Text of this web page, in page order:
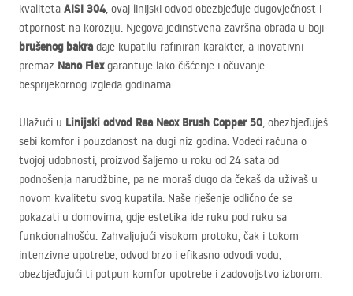
kvaliteta AISI 304, ovaj linijski odvod obezbjeđuje dugovječnost i
otpornost na koroziju. Njegova jedinstvena završna obrada u boji
brušenog bakra daje kupatilu rafiniran karakter, a inovativni
premaz Nano Flexgarantuje lako čišćenje i očuvanje
besprijekornog izgleda godinama.
Ulažući u Linijski odvod Rea Neox Brush Copper 50, obezbjeđuješ
sebi komfor i pouzdanost na dugi niz godina. Vodeći računa o
tvojoj udobnosti, proizvod šaljemo u roku od 24 sata od
podnošenja narudžbine, pa ne moraš dugo da čekaš da uživaš u
novom kvalitetu svog kupatila. Naše rješenje odlično će se
pokazati u domovima, gdje estetika ide ruku pod ruku sa
funkcionalnošću. Zahvaljujući visokom protoku, čak i tokom
intenzivne upotrebe, odvod brzo i efikasno odvodi vodu,
obezbjeđujući ti potpun komfor upotrebe i zadovoljstvo izborom.